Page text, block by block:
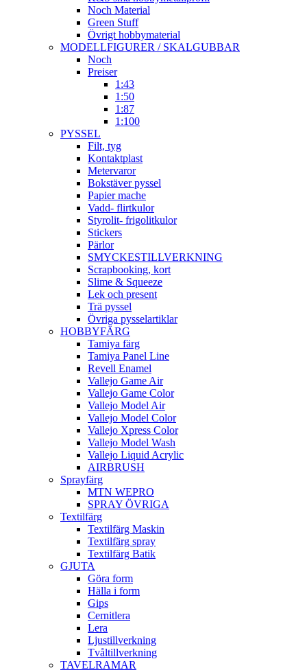
Noch Material
Green Stuff
Övrigt hobbymaterial
MODELLFIGURER / SKALGUBBAR
Noch
Preiser
1:43
1:50
1:87
1:100
PYSSEL
Filt, tyg
Kontaktplast
Metervaror
Bokstäver pyssel
Papier mache
Vadd- flirtkulor
Styrolit- frigolitkulor
Stickers
Pärlor
SMYCKESTILLVERKNING
Scrapbooking, kort
Slime & Squeeze
Lek och present
Trä pyssel
Övriga pysselartiklar
HOBBYFÄRG
Tamiya färg
Tamiya Panel Line
Revell Enamel
Vallejo Game Air
Vallejo Game Color
Vallejo Model Air
Vallejo Model Color
Vallejo Xpress Color
Vallejo Model Wash
Vallejo Liquid Acrylic
AIRBRUSH
Sprayfärg
MTN WEPRO
SPRAY ÖVRIGA
Textilfärg
Textilfärg Maskin
Textilfärg spray
Textilfärg Batik
GJUTA
Göra form
Hälla i form
Gips
Cernitlera
Lera
Ljustillverkning
Tvåltillverkning
TAVELRAMAR